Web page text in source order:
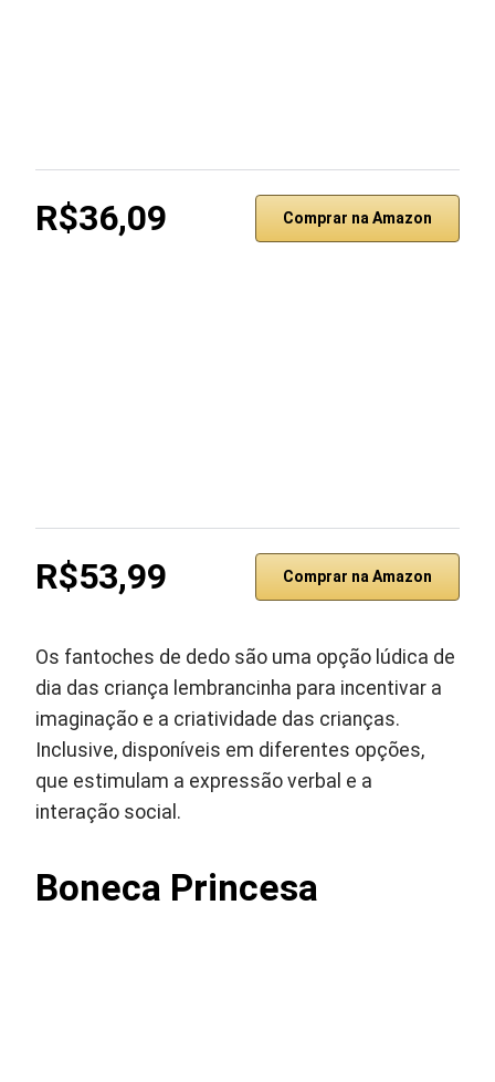
R$36,09 Comprar na Amazon
R$53,99 Comprar na Amazon
Os fantoches de dedo são uma opção lúdica de
dia das criança lembrancinha para incentivar a
imaginação e a criatividade das crianças.
Inclusive, disponíveis em diferentes opções,
que estimulam a expressão verbal e a
interação social.
Boneca Princesa